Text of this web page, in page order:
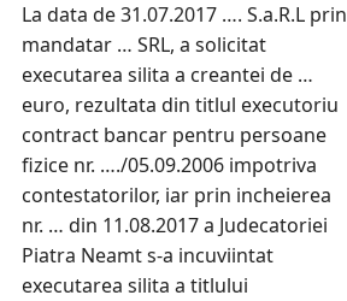
La data de 31.07.2017 …. S.a.R.L prin
mandatar … SRL, a solicitat
executarea silita a creantei de …
euro, rezultata din titlul executoriu
contract bancar pentru persoane
fizice nr. …./05.09.2006 impotriva
contestatorilor, iar prin incheierea
nr. … din 11.08.2017 a Judecatoriei
Piatra Neamt s-a incuviintat
executarea silita a titlului